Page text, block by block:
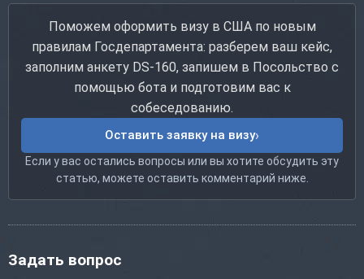
Поможем оформить визу в США по новым
правилам Госдепартамента: разберем ваш кейс,
заполним анкету DS-160, запишем в Посольство с
помощью бота и подготовим вас к
собеседованию.
Оставить заявку на визу
Если у вас остались вопросы или вы хотите обсудить эту
статью, можете оставить комментарий ниже.
Задать вопрос